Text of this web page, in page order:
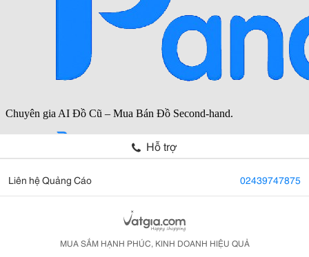
Hỗ trợ
Liên hệ Quảng Cáo 02439747875
MUA SẮM HẠNH PHÚC, KINH DOANH HIỆU QUẢ